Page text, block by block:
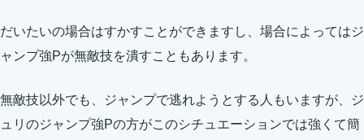
だいたいの場合はすかすことができますし、場合によってはジ
ャンプ強Pが無敵技を潰すこともあります。
無敵技以外でも、ジャンプで逃れようとする人もいますが、ジ
ュリのジャンプ強Pの方がこのシチュエーションでは強くて簡